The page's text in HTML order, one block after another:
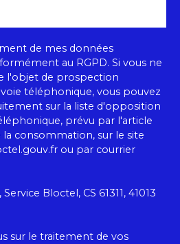
de mes données
au RGPD. Si vous ne
l'objet de prospection
téléphonique, vous pouvez
sur la liste d'opposition
prévu par l'article
la consommation, sur le site
ou par courrier
Bloctel, CS 61311, 41013
sur le traitement de vos